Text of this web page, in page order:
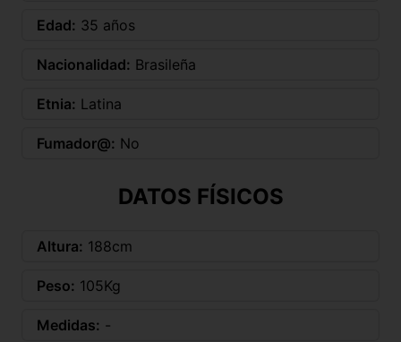
Edad: 35 años
Nacionalidad: Brasileña
Etnia: Latina
Fumador@: No
DATOS FÍSICOS
Altura: 188cm
Peso: 105Kg
Medidas: -